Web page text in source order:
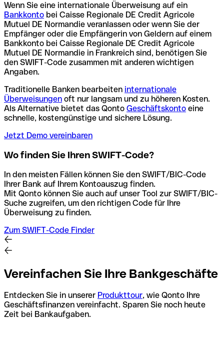
Wenn Sie eine internationale Überweisung auf ein
Bankkonto bei Caisse Regionale DE Credit Agricole
Mutuel DE Normandie veranlassen oder wenn Sie der
Empfänger oder die Empfängerin von Geldern auf einem
Bankkonto bei Caisse Regionale DE Credit Agricole
Mutuel DE Normandie in Frankreich sind, benötigen Sie
den SWIFT-Code zusammen mit anderen wichtigen
Angaben.
Traditionelle Banken bearbeiten internationale
Überweisungen oft nur langsam und zu höheren Kosten.
Als Alternative bietet das Qonto Geschäftskonto eine
schnelle, kostengünstige und sichere Lösung.
Jetzt Demo vereinbaren
Wo finden Sie Ihren SWIFT-Code?
In den meisten Fällen können Sie den SWIFT/BIC-Code
Ihrer Bank auf Ihrem Kontoauszug finden.
Mit Qonto können Sie auch auf unser Tool zur SWIFT/BIC-
Suche zugreifen, um den richtigen Code für Ihre
Überweisung zu finden.
Zum SWIFT-Code Finder
Vereinfachen Sie Ihre Bankgeschäfte
Entdecken Sie in unserer Produkttour, wie Qonto Ihre
Geschäftsfinanzen vereinfacht. Sparen Sie noch heute
Zeit bei Bankaufgaben.